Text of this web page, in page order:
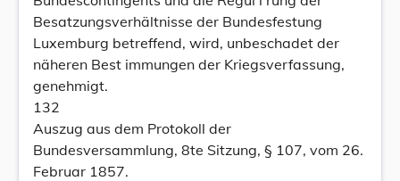
Besatzungsverhältnisse der Bundesfestung
Luxemburg betreffend, wird, unbeschadet der
näheren Best immungen der Kriegsverfassung,
genehmigt.
132
Auszug aus dem Protokoll der
Bundesversammlung, 8te Sitzung, § 107, vom 26.
Februar 1857.